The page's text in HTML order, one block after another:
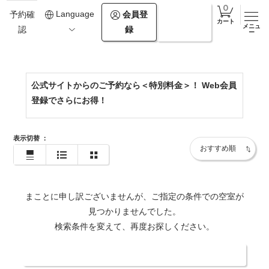
予約確
認
Language
会員登
録
カート
メニュ
ー
0154-67-2500
https://www.theforestakan.com/
公式サイトからのご予約なら＜特別料金＞！ Web会員
登録でさらにお得！
表示切替 ：
まことに申し訳ございませんが、ご指定の条件での空室が
見つかりませんでした。
検索条件を変えて、再度お探しください。